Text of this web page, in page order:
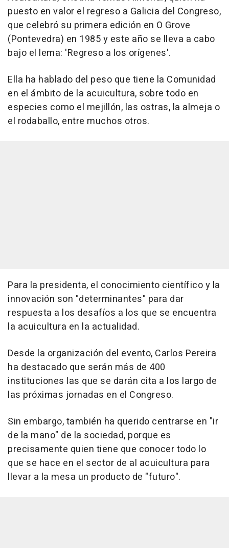
puesto en valor el regreso a Galicia del Congreso,
que celebró su primera edición en O Grove
(Pontevedra) en 1985 y este año se lleva a cabo
bajo el lema: 'Regreso a los orígenes'.
Ella ha hablado del peso que tiene la Comunidad
en el ámbito de la acuicultura, sobre todo en
especies como el mejillón, las ostras, la almeja o
el rodaballo, entre muchos otros.
Para la presidenta, el conocimiento científico y la
innovación son "determinantes" para dar
respuesta a los desafíos a los que se encuentra
la acuicultura en la actualidad.
Desde la organización del evento, Carlos Pereira
ha destacado que serán más de 400
instituciones las que se darán cita a los largo de
las próximas jornadas en el Congreso.
Sin embargo, también ha querido centrarse en "ir
de la mano" de la sociedad, porque es
precisamente quien tiene que conocer todo lo
que se hace en el sector de al acuicultura para
llevar a la mesa un producto de "futuro".